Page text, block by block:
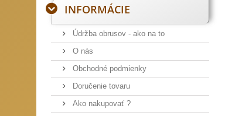
INFORMÁCIE
Údržba obrusov - ako na to
O nás
Obchodné podmienky
Doručenie tovaru
Ako nakupovať ?